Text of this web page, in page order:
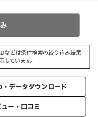
などは条件検索の絞り込み結果
ています。
・データダウンロード
ュー・口コミ